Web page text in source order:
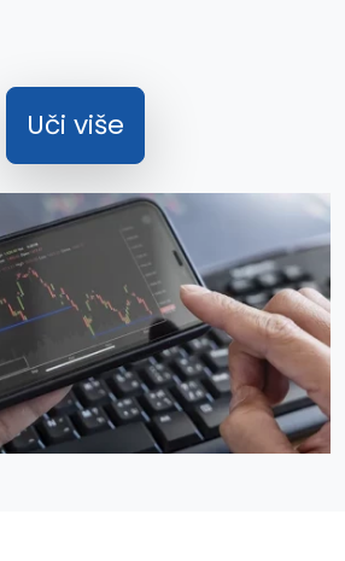
Uči više